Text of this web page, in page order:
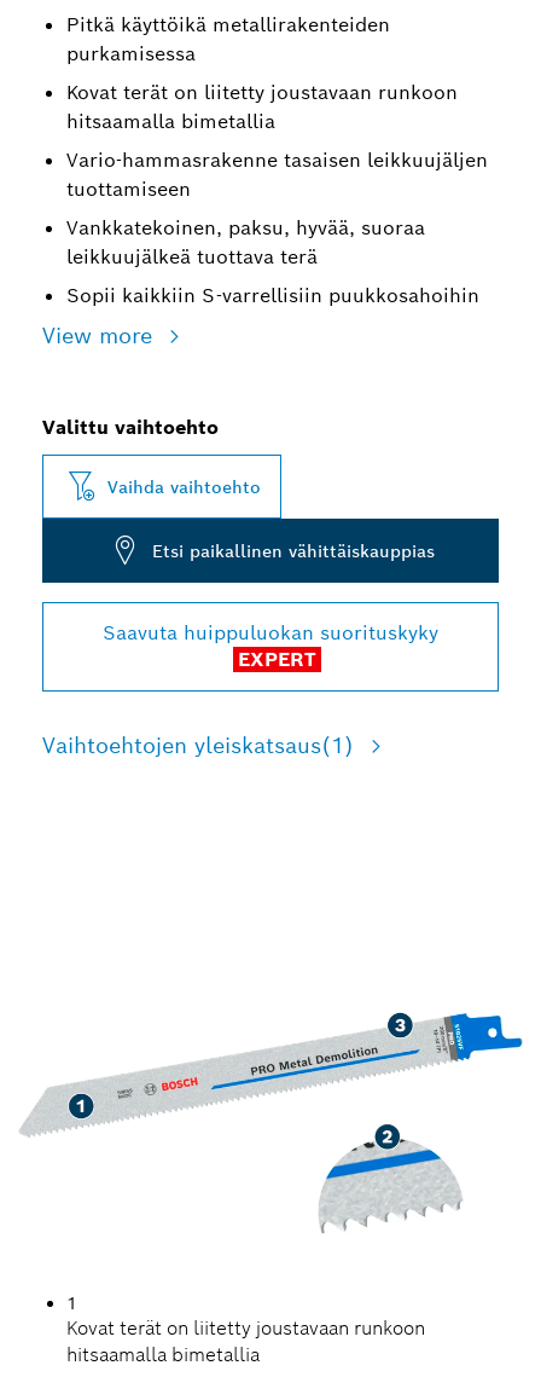
Pitkä käyttöikä metallirakenteiden
purkamisessa
Kovat terät on liitetty joustavaan runkoon
hitsaamalla bimetallia
Vario-hammasrakenne tasaisen leikkuujäljen
tuottamiseen
Vankkatekoinen, paksu, hyvää, suoraa
leikkuujälkeä tuottava terä
Sopii kaikkiin S-varrellisiin puukkosahoihin
View more
Valittu vaihtoehto
Vaihda vaihtoehto
Etsi paikallinen vähittäiskauppias
Saavuta huippuluokan suorituskyky
EXPERT
Vaihtoehtojen yleiskatsaus(1)
1
Kovat terät on liitetty joustavaan runkoon
hitsaamalla bimetallia